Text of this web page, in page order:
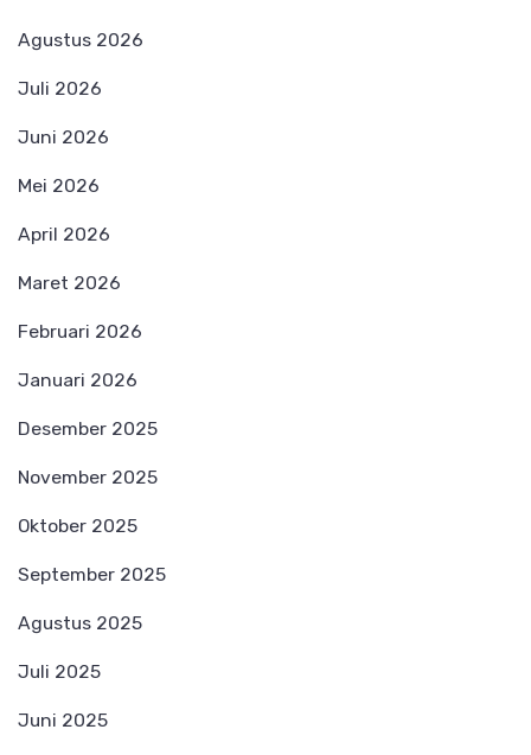
Agustus 2026
Juli 2026
Juni 2026
Mei 2026
April 2026
Maret 2026
Februari 2026
Januari 2026
Desember 2025
November 2025
Oktober 2025
September 2025
Agustus 2025
Juli 2025
Juni 2025